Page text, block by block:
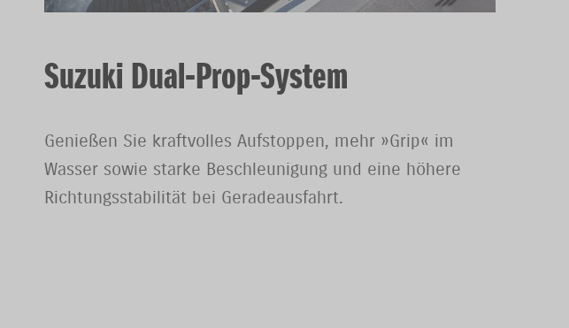
Suzuki Dual-Prop-System
Genießen Sie kraftvolles Aufstoppen, mehr »Grip« im
Wasser sowie starke Beschleunigung und eine höhere
Richtungsstabilität bei Geradeausfahrt.